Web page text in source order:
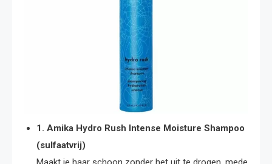
1. Amika Hydro Rush Intense Moisture Shampoo
(sulfaatvrij)